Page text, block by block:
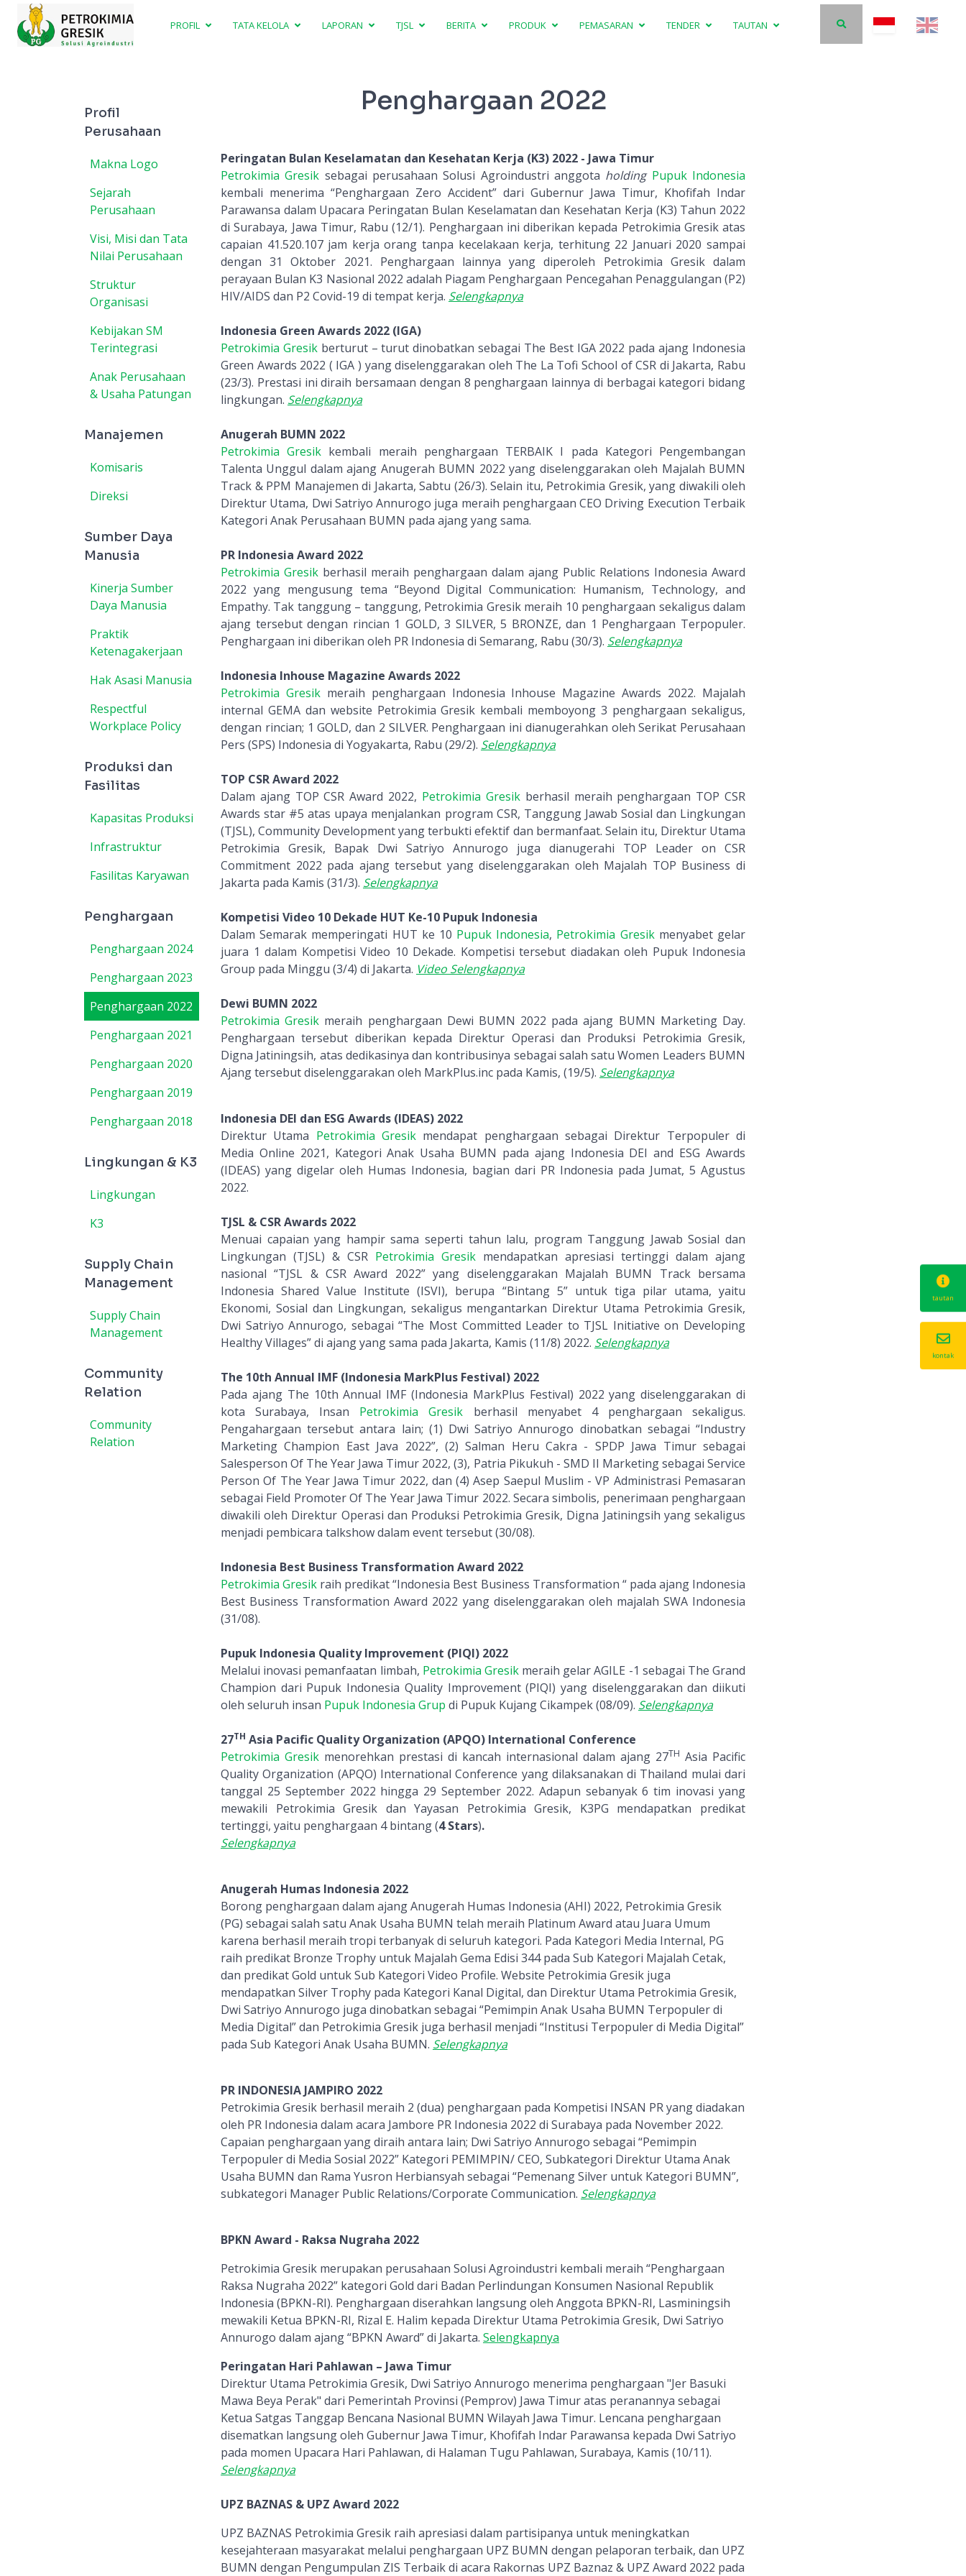
PROFIL TATA KELOLA LAPORAN TJSL BERITA PRODUK PEMASARAN TENDER TAUTAN
Profil
Perusahaan
Makna Logo
Sejarah
Perusahaan
Visi, Misi dan Tata
Nilai Perusahaan
Struktur
Organisasi
Kebijakan SM
Terintegrasi
Anak Perusahaan
& Usaha Patungan
Manajemen
Komisaris
Direksi
Sumber Daya
Manusia
Kinerja Sumber
Daya Manusia
Praktik
Ketenagakerjaan
Hak Asasi Manusia
Respectful
Workplace Policy
Produksi dan
Fasilitas
Kapasitas Produksi
Infrastruktur
Fasilitas Karyawan
Penghargaan
Penghargaan 2024
Penghargaan 2023
Penghargaan 2022
Penghargaan 2021
Penghargaan 2020
Penghargaan 2019
Penghargaan 2018
Lingkungan & K3
Lingkungan
K3
Supply Chain
Management
Supply Chain
Management
Community
Relation
Community
Relation
Penghargaan 2022
Peringatan Bulan Keselamatan dan Kesehatan Kerja (K3) 2022 - Jawa Timur
Petrokimia Gresik sebagai perusahaan Solusi Agroindustri anggota holding Pupuk Indonesia
kembali menerima “Penghargaan Zero Accident” dari Gubernur Jawa Timur, Khofifah Indar
Parawansa dalam Upacara Peringatan Bulan Keselamatan dan Kesehatan Kerja (K3) Tahun 2022
di Surabaya, Jawa Timur, Rabu (12/1). Penghargaan ini diberikan kepada Petrokimia Gresik atas
capaian 41.520.107 jam kerja orang tanpa kecelakaan kerja, terhitung 22 Januari 2020 sampai
dengan 31 Oktober 2021. Penghargaan lainnya yang diperoleh Petrokimia Gresik dalam
perayaan Bulan K3 Nasional 2022 adalah Piagam Penghargaan Pencegahan Penaggulangan (P2)
HIV/AIDS dan P2 Covid-19 di tempat kerja. Selengkapnya
Indonesia Green Awards 2022 (IGA)
Petrokimia Gresikberturut – turut dinobatkan sebagai The Best IGA 2022 pada ajang Indonesia
Green Awards 2022 ( IGA ) yang diselenggarakan oleh The La Tofi School of CSR di Jakarta, Rabu
(23/3). Prestasi ini diraih bersamaan dengan 8 penghargaan lainnya di berbagai kategori bidang
lingkungan. Selengkapnya
Anugerah BUMN 2022
Petrokimia Gresik kembali meraih penghargaan TERBAIK I pada Kategori Pengembangan
Talenta Unggul dalam ajang Anugerah BUMN 2022 yang diselenggarakan oleh Majalah BUMN
Track & PPM Manajemen di Jakarta, Sabtu (26/3). Selain itu, Petrokimia Gresik, yang diwakili oleh
Direktur Utama, Dwi Satriyo Annurogo juga meraih penghargaan CEO Driving Execution Terbaik
Kategori Anak Perusahaan BUMN pada ajang yang sama.
PR Indonesia Award 2022
Petrokimia Gresik berhasil meraih penghargaan dalam ajang Public Relations Indonesia Award
2022 yang mengusung tema “Beyond Digital Communication: Humanism, Technology, and
Empathy. Tak tanggung – tanggung, Petrokimia Gresik meraih 10 penghargaan sekaligus dalam
ajang tersebut dengan rincian 1 GOLD, 3 SILVER, 5 BRONZE, dan 1 Penghargaan Terpopuler.
Penghargaan ini diberikan oleh PR Indonesia di Semarang, Rabu (30/3). Selengkapnya
Indonesia Inhouse Magazine Awards 2022
Petrokimia Gresikmeraih penghargaan Indonesia Inhouse Magazine Awards 2022. Majalah
internal GEMA dan website Petrokimia Gresik kembali memboyong 3 penghargaan sekaligus,
dengan rincian; 1 GOLD, dan 2 SILVER. Penghargaan ini dianugerahkan oleh Serikat Perusahaan
Pers (SPS) Indonesia di Yogyakarta, Rabu (29/2). Selengkapnya
TOP CSR Award 2022
Dalam ajang TOP CSR Award 2022, Petrokimia Gresikberhasil meraih penghargaan TOP CSR
Awards star #5 atas upaya menjalankan program CSR, Tanggung Jawab Sosial dan Lingkungan
(TJSL), Community Development yang terbukti efektif dan bermanfaat. Selain itu, Direktur Utama
Petrokimia Gresik, Bapak Dwi Satriyo Annurogo juga dianugerahi TOP Leader on CSR
Commitment 2022 pada ajang tersebut yang diselenggarakan oleh Majalah TOP Business di
Jakarta pada Kamis (31/3). Selengkapnya
Kompetisi Video 10 Dekade HUT Ke-10 Pupuk Indonesia
Dalam Semarak memperingati HUT ke 10 Pupuk Indonesia, Petrokimia Gresik menyabet gelar
juara 1 dalam Kompetisi Video 10 Dekade. Kompetisi tersebut diadakan oleh Pupuk Indonesia
Group pada Minggu (3/4) di Jakarta. Video Selengkapnya
Dewi BUMN 2022
Petrokimia Gresik meraih penghargaan Dewi BUMN 2022 pada ajang BUMN Marketing Day.
Penghargaan tersebut diberikan kepada Direktur Operasi dan Produksi Petrokimia Gresik,
Digna Jatiningsih, atas dedikasinya dan kontribusinya sebagai salah satu Women Leaders BUMN
Ajang tersebut diselenggarakan oleh MarkPlus.inc pada Kamis, (19/5). Selengkapnya
Indonesia DEI dan ESG Awards (IDEAS) 2022
Direktur Utama Petrokimia Gresik mendapat penghargaan sebagai Direktur Terpopuler di
Media Online 2021, Kategori Anak Usaha BUMN pada ajang Indonesia DEI and ESG Awards
(IDEAS) yang digelar oleh Humas Indonesia, bagian dari PR Indonesia pada Jumat, 5 Agustus
2022.
TJSL & CSR Awards 2022
Menuai capaian yang hampir sama seperti tahun lalu, program Tanggung Jawab Sosial dan
Lingkungan (TJSL) & CSR Petrokimia Gresik mendapatkan apresiasi tertinggi dalam ajang
nasional “TJSL & CSR Award 2022” yang diselenggarakan Majalah BUMN Track bersama
Indonesia Shared Value Institute (ISVI), berupa “Bintang 5” untuk tiga pilar utama, yaitu
Ekonomi, Sosial dan Lingkungan, sekaligus mengantarkan Direktur Utama Petrokimia Gresik,
Dwi Satriyo Annurogo, sebagai “The Most Committed Leader to TJSL Initiative on Developing
Healthy Villages” di ajang yang sama pada Jakarta, Kamis (11/8) 2022. Selengkapnya
The 10th Annual IMF (Indonesia MarkPlus Festival) 2022
Pada ajang The 10th Annual IMF (Indonesia MarkPlus Festival) 2022 yang diselenggarakan di
kota Surabaya, Insan Petrokimia Gresik berhasil menyabet 4 penghargaan sekaligus.
Pengahargaan tersebut antara lain; (1) Dwi Satriyo Annurogo dinobatkan sebagai “Industry
Marketing Champion East Java 2022”, (2) Salman Heru Cakra - SPDP Jawa Timur sebagai
Salesperson Of The Year Jawa Timur 2022, (3), Patria Pikukuh - SMD II Marketing sebagai Service
Person Of The Year Jawa Timur 2022, dan (4) Asep Saepul Muslim - VP Administrasi Pemasaran
sebagai Field Promoter Of The Year Jawa Timur 2022. Secara simbolis, penerimaan penghargaan
diwakili oleh Direktur Operasi dan Produksi Petrokimia Gresik, Digna Jatiningsih yang sekaligus
menjadi pembicara talkshow dalam event tersebut (30/08).
Indonesia Best Business Transformation Award 2022
Petrokimia Gresik raih predikat “Indonesia Best Business Transformation “ pada ajang Indonesia
Best Business Transformation Award 2022 yang diselenggarakan oleh majalah SWA Indonesia
(31/08).
Pupuk Indonesia Quality Improvement (PIQI) 2022
Melalui inovasi pemanfaatan limbah, Petrokimia Gresikmeraih gelar AGILE -1 sebagai The Grand
Champion dari Pupuk Indonesia Quality Improvement (PIQI) yang diselenggarakan dan diikuti
oleh seluruh insan Pupuk Indonesia Grup di Pupuk Kujang Cikampek (08/09). Selengkapnya
27TH Asia Pacific Quality Organization (APQO) International Conference
Petrokimia Gresik menorehkan prestasi di kancah internasional dalam ajang 27TH Asia Pacific
Quality Organization (APQO) International Conference yang dilaksanakan di Thailand mulai dari
tanggal 25 September 2022 hingga 29 September 2022. Adapun sebanyak 6 tim inovasi yang
mewakili Petrokimia Gresik dan Yayasan Petrokimia Gresik, K3PG mendapatkan predikat
tertinggi, yaitu penghargaan 4 bintang (4 Stars).
Selengkapnya
Anugerah Humas Indonesia 2022
Borong penghargaan dalam ajang Anugerah Humas Indonesia (AHI) 2022, Petrokimia Gresik
(PG) sebagai salah satu Anak Usaha BUMN telah meraih Platinum Award atau Juara Umum
karena berhasil meraih tropi terbanyak di seluruh kategori. Pada Kategori Media Internal, PG
raih predikat Bronze Trophy untuk Majalah Gema Edisi 344 pada Sub Kategori Majalah Cetak,
dan predikat Gold untuk Sub Kategori Video Profile. Website Petrokimia Gresik juga
mendapatkan Silver Trophy pada Kategori Kanal Digital, dan Direktur Utama Petrokimia Gresik,
Dwi Satriyo Annurogo juga dinobatkan sebagai “Pemimpin Anak Usaha BUMN Terpopuler di
Media Digital” dan Petrokimia Gresik juga berhasil menjadi “Institusi Terpopuler di Media Digital”
pada Sub Kategori Anak Usaha BUMN. Selengkapnya
PR INDONESIA JAMPIRO 2022
Petrokimia Gresik berhasil meraih 2 (dua) penghargaan pada Kompetisi INSAN PR yang diadakan
oleh PR Indonesia dalam acara Jambore PR Indonesia 2022 di Surabaya pada November 2022.
Capaian penghargaan yang diraih antara lain; Dwi Satriyo Annurogo sebagai “Pemimpin
Terpopuler di Media Sosial 2022” Kategori PEMIMPIN/ CEO, Subkategori Direktur Utama Anak
Usaha BUMN dan Rama Yusron Herbiansyah sebagai “Pemenang Silver untuk Kategori BUMN”,
subkategori Manager Public Relations/Corporate Communication. Selengkapnya
BPKN Award - Raksa Nugraha 2022
Petrokimia Gresik merupakan perusahaan Solusi Agroindustri kembali meraih “Penghargaan
Raksa Nugraha 2022” kategori Gold dari Badan Perlindungan Konsumen Nasional Republik
Indonesia (BPKN-RI). Penghargaan diserahkan langsung oleh Anggota BPKN-RI, Lasminingsih
mewakili Ketua BPKN-RI, Rizal E. Halim kepada Direktur Utama Petrokimia Gresik, Dwi Satriyo
Annurogo dalam ajang “BPKN Award” di Jakarta. Selengkapnya
Peringatan Hari Pahlawan – Jawa Timur
Direktur Utama Petrokimia Gresik, Dwi Satriyo Annurogo menerima penghargaan "Jer Basuki
Mawa Beya Perak" dari Pemerintah Provinsi (Pemprov) Jawa Timur atas peranannya sebagai
Ketua Satgas Tanggap Bencana Nasional BUMN Wilayah Jawa Timur. Lencana penghargaan
disematkan langsung oleh Gubernur Jawa Timur, Khofifah Indar Parawansa kepada Dwi Satriyo
pada momen Upacara Hari Pahlawan, di Halaman Tugu Pahlawan, Surabaya, Kamis (10/11).
Selengkapnya
UPZ BAZNAS & UPZ Award 2022
UPZ BAZNAS Petrokimia Gresik raih apresiasi dalam partisipanya untuk meningkatkan
kesejahteraan masyarakat melalui penghargaan UPZ BUMN dengan pelaporan terbaik, dan UPZ
BUMN dengan Pengumpulan ZIS Terbaik di acara Rakornas UPZ Baznaz & UPZ Award 2022 pada
tautan
kontak